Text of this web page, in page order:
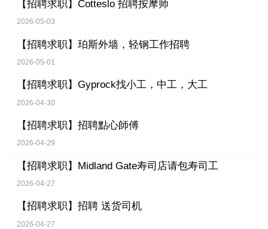
【招聘求职】 Cotteslo 招聘按摩师
2026-05-03
【招聘求职】 珀斯外墙，轻钢工作招聘
2026-05-01
【招聘求职】 Gyprock找小工，中工，大工
2026-04-30
【招聘求职】 招聘點心師傅
2026-04-29
【招聘求职】 Midland Gate寿司店请包寿司工
2026-04-27
【招聘求职】 招聘 送货司机
2026-04-27